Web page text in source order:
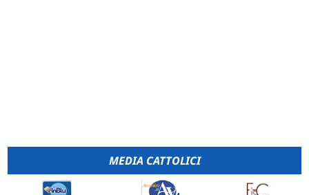
MEDIA CATTOLICI